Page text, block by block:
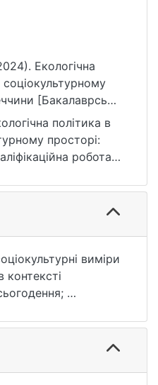
Екологічна
[Бакалаврська
Шевченка].
15071834/657
політика в
просторі:
робота
50 с. URL:
15071834/657
виміри
контексті
організаційних
політики
соціокультурному